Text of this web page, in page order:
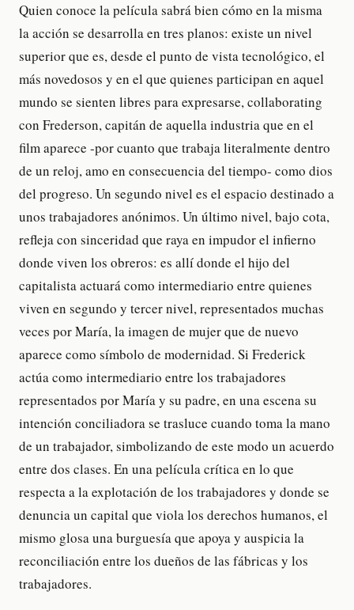
Quien conoce la película sabrá bien cómo en la misma
la acción se desarrolla en tres planos: existe un nivel
superior que es, desde el punto de vista tecnológico, el
más novedosos y en el que quienes participan en aquel
mundo se sienten libres para expresarse, collaborating
con Frederson, capitán de aquella industria que en el
film aparece -por cuanto que trabaja literalmente dentro
de un reloj, amo en consecuencia del tiempo- como dios
del progreso. Un segundo nivel es el espacio destinado a
unos trabajadores anónimos. Un último nivel, bajo cota,
refleja con sinceridad que raya en impudor el infierno
donde viven los obreros: es allí donde el hijo del
capitalista actuará como intermediario entre quienes
viven en segundo y tercer nivel, representados muchas
veces por María, la imagen de mujer que de nuevo
aparece como símbolo de modernidad. Si Frederick
actúa como intermediario entre los trabajadores
representados por María y su padre, en una escena su
intención conciliadora se trasluce cuando toma la mano
de un trabajador, simbolizando de este modo un acuerdo
entre dos clases. En una película crítica en lo que
respecta a la explotación de los trabajadores y donde se
denuncia un capital que viola los derechos humanos, el
mismo glosa una burguesía que apoya y auspicia la
reconciliación entre los dueños de las fábricas y los
trabajadores.